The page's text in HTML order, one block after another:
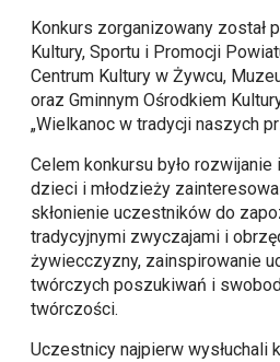
Konkurs zorganizowany został
Kultury, Sportu i Promocji
Centrum Kultury w Żywcu,
oraz Gminnym Ośrodkiem
„Wielkanoc w tradycji naszych
Celem konkursu było
dzieci i młodzieży
skłonienie uczestników do
tradycyjnymi zwyczajami i
żywiecczyzny, zainspirowanie
twórczych poszukiwań i
twórczości.
Uczestnicy najpierw wysłuchali